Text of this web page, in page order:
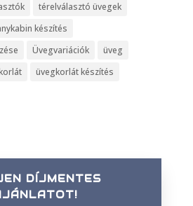
térelválasztó üvegek
készítés
Üvegvariációk
üveg
üvegkorlát készítés
DÍJMENTES